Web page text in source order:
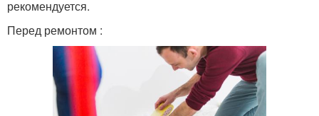
рекомендуется.
Перед ремонтом :